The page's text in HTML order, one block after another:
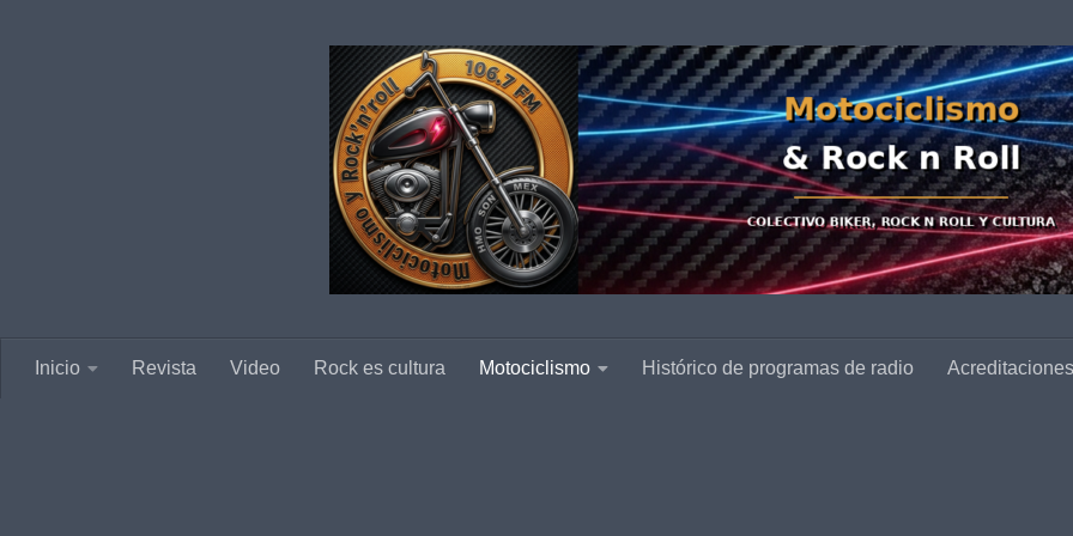
Inicio Revista Video Rock es cultura Motociclismo Histórico de programas de radio Acreditaciones